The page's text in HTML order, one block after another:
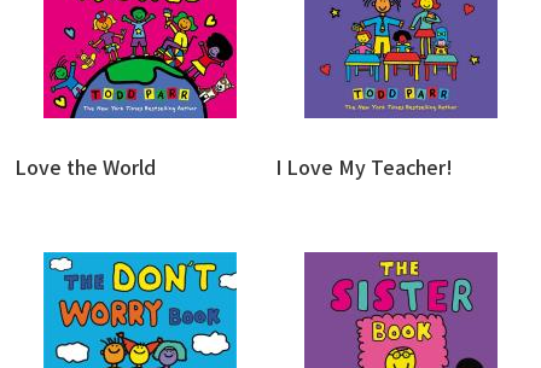
Love the World I Love My Teacher!